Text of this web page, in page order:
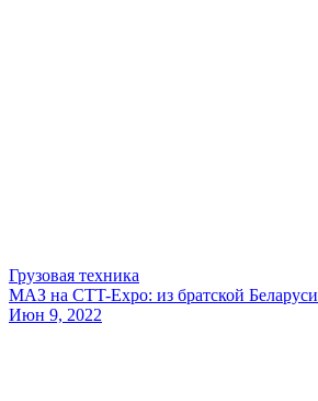
Грузовая техника
МАЗ на CTT-Expo: из братской Беларуси
Июн 9, 2022